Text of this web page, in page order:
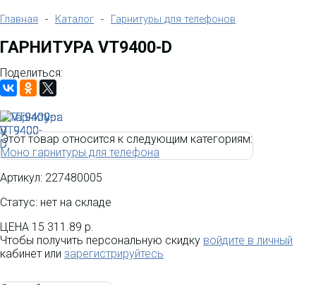
Главная - Каталог - Гарнитуры для телефонов
ГАРНИТУРА VT9400-D
Поделиться:
Этот товар относится к следующим категориям:
Моно гарнитуры для телефона
Артикул: 227480005
Статус: нет на складе
ЦЕНА 15 311.89 р.
Чтобы получить персональную скидку войдите в личный
кабинет или зарегистрируйтесь